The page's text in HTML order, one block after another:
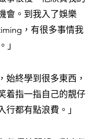
會。到我入了娛樂
，有很多事情我
」
始終學到很多東西，
着指一指自己的靚仔
都有點浪費。」